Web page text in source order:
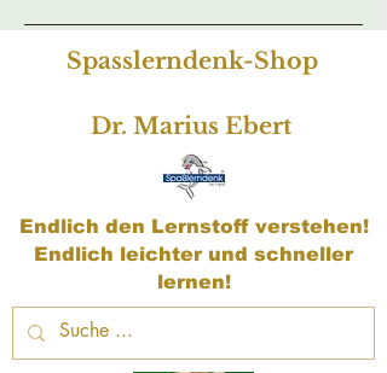
Spasslerndenk-Shop
Dr. Marius Ebert
Endlich den Lernstoff verstehen!
Endlich leichter und schneller
lernen!